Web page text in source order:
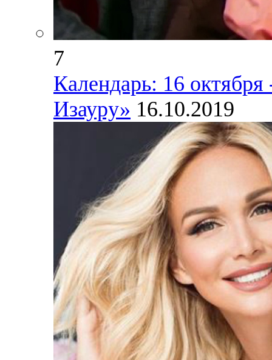
7
Календарь: 16
Изауру» 16.10.2019